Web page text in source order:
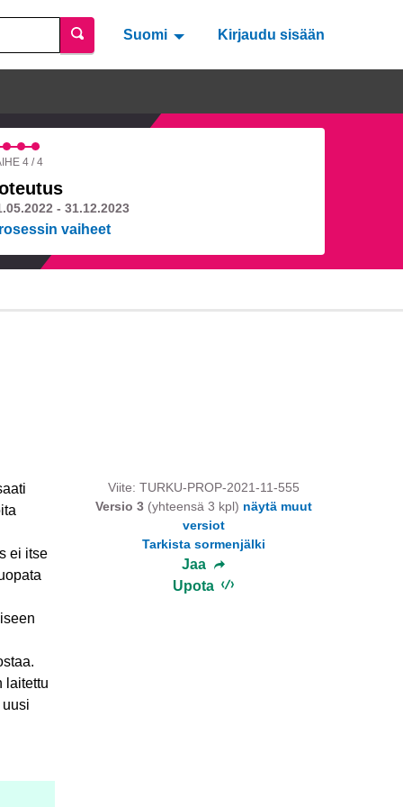
Suomi Valitse kieli Välj språk
Kirjaudu sisään
4 / 4
- 31.12.2023
vaiheet
ei itse
laitettu
Viite: TURKU-PROP-2021-11-555
Versio 3(yhteensä 3 kpl) näytä muut
versiot
Tarkista sormenjälki
Jaa
Upota